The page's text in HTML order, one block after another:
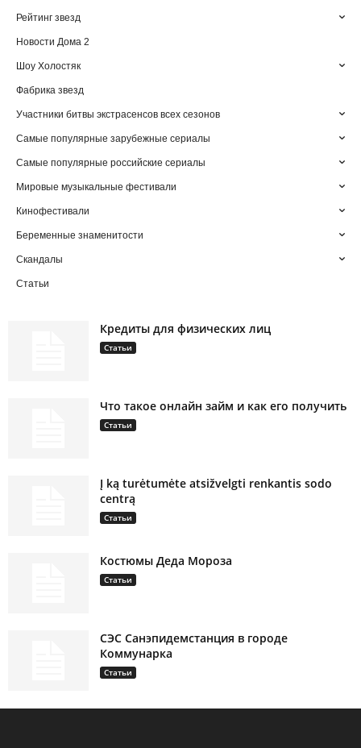
Рейтинг звезд
Новости Дома 2
Шоу Холостяк
Фабрика звезд
Участники битвы экстрасенсов всех сезонов
Самые популярные зарубежные сериалы
Самые популярные российские сериалы
Мировые музыкальные фестивали
Кинофестивали
Беременные знаменитости
Скандалы
Статьи
Кредиты для физических лиц
Статьи
Что такое онлайн займ и как его получить
Статьи
Į ką turėtumėte atsižvelgti renkantis sodo
centrą
Статьи
Костюмы Деда Мороза
Статьи
СЭС Санэпидемстанция в городе
Коммунарка
Статьи